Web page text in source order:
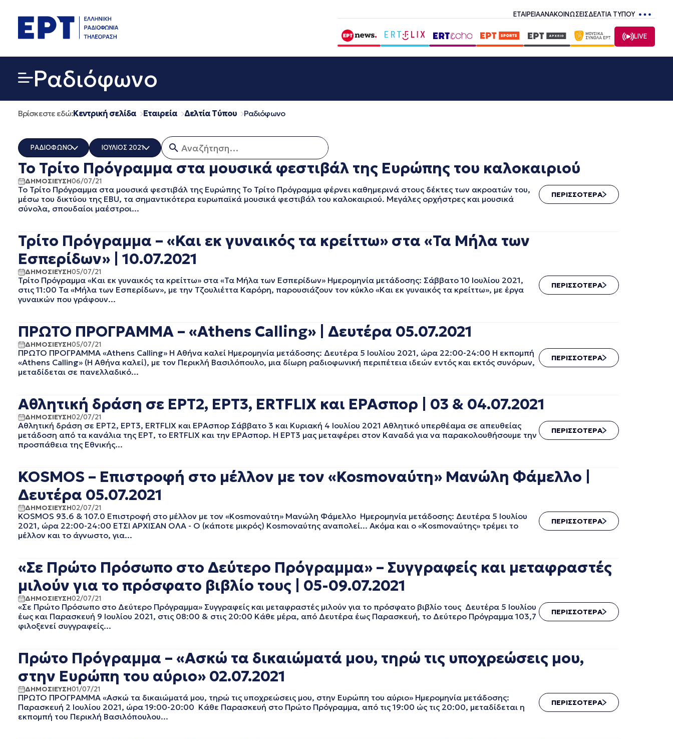
περιεχόμενο
ΕΤΑΙΡΕΙΑΑΝΑΚΟΙΝΩΣΕΙΣΔΕΛΤΙΑ ΤΥΠΟΥ
LIVE
Ραδιόφωνο
Βρίσκεστε εδώ:Κεντρική σελίδα Εταιρεία Δελτία Τύπου Ραδιόφωνο
ΡΑΔΙΟΦΩΝΟ
ΟΛΑ
ERT COSMOS
ERTECHO
ERTFLIX
EUROVISION - EBU
EΡΤ2 ΣΠΟΡ
EΡΤ3
EΡΤNEWS
ΑΘΛΗΤΙΚΑ
ΓΕΝΙΚΗ
ΓΡΑΦΕΙΟ ΤΥΠΟΥ ΕΡΤ
ΠΟΛΙΤΙΚΗ
ΠΟΛΙΤΙΣΜΟΣ
ΤΗΛΕΟΡΑΣΗ
ΙΟΥΛΙΟΣ 2021
ΟΛΑ
ΔΕΚΕΜΒΡΙΟΣ 2025
ΝΟΕΜΒΡΙΟΣ 2025
ΟΚΤΩΒΡΙΟΣ 2025
ΣΕΠΤΕΜΒΡΙΟΣ 2025
ΙΟΥΛΙΟΣ 2025
ΙΟΥΝΙΟΣ 2025
ΜΑΙΟΣ 2025
ΑΠΡΙΛΙΟΣ 2025
ΜΑΡΤΙΟΣ 2025
ΦΕΒΡΟΥΑΡΙΟΣ 2025
ΝΟΕΜΒΡΙΟΣ 2024
ΟΚΤΩΒΡΙΟΣ 2024
ΣΕΠΤΕΜΒΡΙΟΣ 2024
ΑΥΓΟΥΣΤΟΣ 2024
ΙΟΥΛΙΟΣ 2024
ΜΑΙΟΣ 2024
ΑΠΡΙΛΙΟΣ 2024
ΜΑΡΤΙΟΣ 2024
ΦΕΒΡΟΥΑΡΙΟΣ 2024
ΙΑΝΟΥΑΡΙΟΣ 2024
ΟΚΤΩΒΡΙΟΣ 2023
ΣΕΠΤΕΜΒΡΙΟΣ 2023
ΑΥΓΟΥΣΤΟΣ 2023
ΙΟΥΛΙΟΣ 2023
ΙΟΥΝΙΟΣ 2023
ΜΑΙΟΣ 2023
ΜΑΡΤΙΟΣ 2023
ΦΕΒΡΟΥΑΡΙΟΣ 2023
ΙΑΝΟΥΑΡΙΟΣ 2023
ΔΕΚΕΜΒΡΙΟΣ 2022
ΝΟΕΜΒΡΙΟΣ 2022
ΟΚΤΩΒΡΙΟΣ 2022
ΣΕΠΤΕΜΒΡΙΟΣ 2022
ΙΟΥΛΙΟΣ 2022
ΙΟΥΝΙΟΣ 2022
ΜΑΙΟΣ 2022
ΑΠΡΙΛΙΟΣ 2022
ΜΑΡΤΙΟΣ 2022
ΦΕΒΡΟΥΑΡΙΟΣ 2022
ΙΑΝΟΥΑΡΙΟΣ 2022
Αναζήτηση για:
Το Τρίτο Πρόγραμμα στα μουσικά φεστιβάλ της Ευρώπης του καλοκαιριού
ΔΗΜΟΣΙΕΥΣΗ06/07/21
Το Τρίτο Πρόγραμμα στα μουσικά φεστιβάλ της Ευρώπης Το Τρίτο Πρόγραμμα φέρνει καθημερινά στους δέκτες των ακροατών του,
μέσω του δικτύου της EBU, τα σημαντικότερα ευρωπαϊκά μουσικά φεστιβάλ του καλοκαιριού. Μεγάλες ορχήστρες και μουσικά
σύνολα, σπουδαίοι μαέστροι...
ΠΕΡΙΣΣΟΤΕΡΑ
Τρίτο Πρόγραμμα – «Και εκ γυναικός τα κρείττω» στα «Τα Μήλα των
Εσπερίδων» | 10.07.2021
ΔΗΜΟΣΙΕΥΣΗ05/07/21
Τρίτο Πρόγραμμα «Και εκ γυναικός τα κρείττω» στα «Τα Μήλα των Εσπερίδων» Ημερομηνία μετάδοσης: Σάββατο 10 Ιουλίου 2021,
στις 11:00 Τα «Μήλα των Εσπερίδων», με την Τζουλιέττα Καρόρη, παρουσιάζουν τον κύκλο «Και εκ γυναικός τα κρείττω», με έργα
γυναικών που γράφουν...
ΠΕΡΙΣΣΟΤΕΡΑ
ΠΡΩΤΟ ΠΡΟΓΡΑΜΜΑ – «Athens Calling» | Δευτέρα 05.07.2021
ΔΗΜΟΣΙΕΥΣΗ05/07/21
ΠΡΩΤΟ ΠΡΟΓΡΑΜΜΑ «Athens Calling» Η Αθήνα καλεί Ημερομηνία μετάδοσης: Δευτέρα 5 Ιουλίου 2021, ώρα 22:00-24:00 Η εκπομπή
«Athens Calling» (Η Αθήνα καλεί), με τον Περικλή Βασιλόπουλο, μια δίωρη ραδιοφωνική περιπέτεια ιδεών εντός και εκτός συνόρων,
μεταδίδεται σε πανελλαδικό...
ΠΕΡΙΣΣΟΤΕΡΑ
Αθλητική δράση σε ΕΡΤ2, ΕΡΤ3, ERTFLIX και ΕΡΑσπορ | 03 & 04.07.2021
ΔΗΜΟΣΙΕΥΣΗ02/07/21
Αθλητική δράση σε ΕΡΤ2, ΕΡΤ3, ERTFLIX και ΕΡΑσπορ Σάββατο 3 και Κυριακή 4 Ιουλίου 2021 Αθλητικό υπερθέαμα σε απευθείας
μετάδοση από τα κανάλια της ΕΡΤ, το ERTFLIX και την ΕΡΑσπορ. Η ΕΡΤ3 μας μεταφέρει στον Καναδά για να παρακολουθήσουμε την
προσπάθεια της Εθνικής...
ΠΕΡΙΣΣΟΤΕΡΑ
KOSMOS – Επιστροφή στο μέλλον με τον «Kosmoναύτη» Μανώλη Φάμελλο |
Δευτέρα 05.07.2021
ΔΗΜΟΣΙΕΥΣΗ02/07/21
KOSMOS 93.6 & 107.0 Επιστροφή στο μέλλον με τον «Kosmoναύτη» Μανώλη Φάμελλο Ημερομηνία μετάδοσης: Δευτέρα 5 Ιουλίου
2021, ώρα 22:00-24:00 ΕΤΣΙ ΑΡΧΙΣΑΝ ΟΛΑ - O (κάποτε μικρός) Κosmoναύτης αναπολεί... Ακόμα και ο «Kosmoναύτης» τρέμει το
μέλλον και το άγνωστο, για...
ΠΕΡΙΣΣΟΤΕΡΑ
«Σε Πρώτο Πρόσωπο στο Δεύτερο Πρόγραμμα» – Συγγραφείς και μεταφραστές
μιλούν για το πρόσφατο βιβλίο τους | 05-09.07.2021
ΔΗΜΟΣΙΕΥΣΗ02/07/21
«Σε Πρώτο Πρόσωπο στο Δεύτερο Πρόγραμμα» Συγγραφείς και μεταφραστές μιλούν για το πρόσφατο βιβλίο τους Δευτέρα 5 Ιουλίου
έως και Παρασκευή 9 Ιουλίου 2021, στις 08:00 & στις 20:00 Κάθε μέρα, από Δευτέρα έως Παρασκευή, το Δεύτερο Πρόγραμμα 103,7
φιλοξενεί συγγραφείς...
ΠΕΡΙΣΣΟΤΕΡΑ
Πρώτο Πρόγραμμα – «Ασκώ τα δικαιώματά μου, τηρώ τις υποχρεώσεις μου,
στην Ευρώπη του αύριο» 02.07.2021
ΔΗΜΟΣΙΕΥΣΗ01/07/21
ΠΡΩΤΟ ΠΡΟΓΡΑΜΜΑ «Ασκώ τα δικαιώματά μου, τηρώ τις υποχρεώσεις μου, στην Ευρώπη του αύριο» Ημερομηνία μετάδοσης:
Παρασκευή 2 Ιουλίου 2021, ώρα 19:00-20:00 Κάθε Παρασκευή στο Πρώτο Πρόγραμμα, από τις 19:00 ώς τις 20:00, μεταδίδεται η
εκπομπή του Περικλή Βασιλόπουλου...
ΠΕΡΙΣΣΟΤΕΡΑ